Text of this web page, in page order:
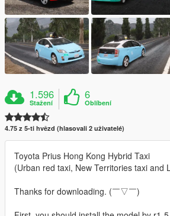
1.596
Stažení
6
Oblíbení
4.75 z 5-ti hvězd (hlasovali 2 uživatelé)
Toyota Prius Hong Kong Hybrid Taxi
(Urban red taxi, New Territories taxi and
Thanks for downloading. (￣▽￣)